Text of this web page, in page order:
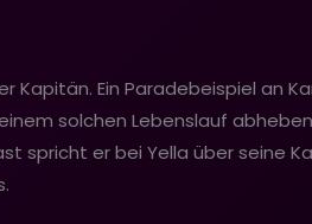
Kapitän. Ein Paradebeispiel an
solchen Lebenslauf
spricht er bei Yella über seine